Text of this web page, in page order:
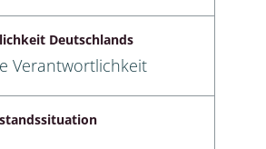
Deutschlands
Verantwortlichkeit